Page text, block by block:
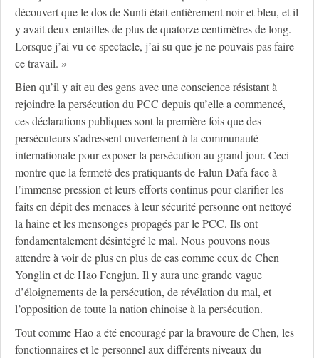
découvert que le dos de Sunti était entièrement noir et bleu, et il
y avait deux entailles de plus de quatorze centimètres de long.
Lorsque j’ai vu ce spectacle, j’ai su que je ne pouvais pas faire
ce travail. »
Bien qu’il y ait eu des gens avec une conscience résistant à
rejoindre la persécution du PCC depuis qu’elle a commencé,
ces déclarations publiques sont la première fois que des
persécuteurs s’adressent ouvertement à la communauté
internationale pour exposer la persécution au grand jour. Ceci
montre que la fermeté des pratiquants de Falun Dafa face à
l’immense pression et leurs efforts continus pour clarifier les
faits en dépit des menaces à leur sécurité personne ont nettoyé
la haine et les mensonges propagés par le PCC. Ils ont
fondamentalement désintégré le mal. Nous pouvons nous
attendre à voir de plus en plus de cas comme ceux de Chen
Yonglin et de Hao Fengjun. Il y aura une grande vague
d’éloignements de la persécution, de révélation du mal, et
l’opposition de toute la nation chinoise à la persécution.
Tout comme Hao a été encouragé par la bravoure de Chen, les
fonctionnaires et le personnel aux différents niveaux du